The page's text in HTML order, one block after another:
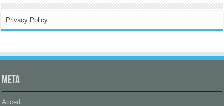
Privacy Policy
Meta
Accedi